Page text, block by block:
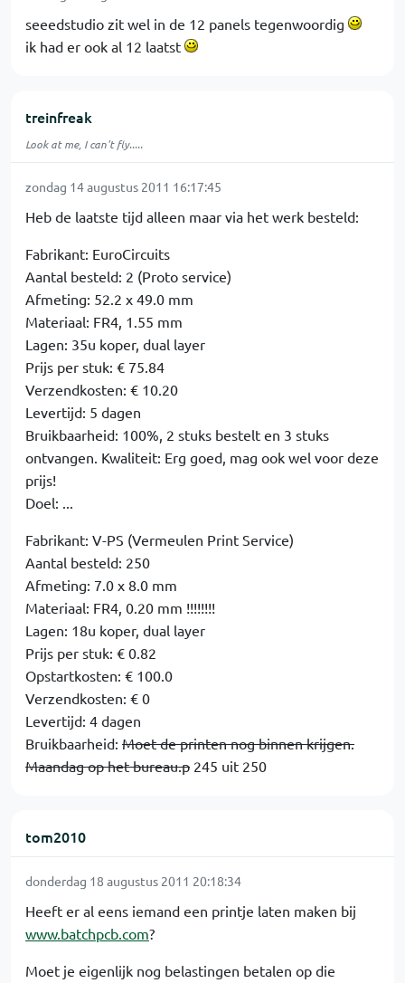
seeedstudio zit wel in de 12 panels tegenwoordig
ik had er ook al 12 laatst
treinfreak
Look at me, I can't fly.....
zondag 14 augustus 2011 16:17:45
Heb de laatste tijd alleen maar via het werk besteld:
Fabrikant: EuroCircuits
Aantal besteld: 2 (Proto service)
Afmeting: 52.2 x 49.0 mm
Materiaal: FR4, 1.55 mm
Lagen: 35u koper, dual layer
Prijs per stuk: € 75.84
Verzendkosten: € 10.20
Levertijd: 5 dagen
Bruikbaarheid: 100%, 2 stuks bestelt en 3 stuks
ontvangen. Kwaliteit: Erg goed, mag ook wel voor deze
prijs!
Doel: ...
Fabrikant: V-PS (Vermeulen Print Service)
Aantal besteld: 250
Afmeting: 7.0 x 8.0 mm
Materiaal: FR4, 0.20 mm !!!!!!!!
Lagen: 18u koper, dual layer
Prijs per stuk: € 0.82
Opstartkosten: € 100.0
Verzendkosten: € 0
Levertijd: 4 dagen
Bruikbaarheid: Moet de printen nog binnen krijgen.
Maandag op het bureau.p 245 uit 250
tom2010
donderdag 18 augustus 2011 20:18:34
Heeft er al eens iemand een printje laten maken bij
www.batchpcb.com?
Moet je eigenlijk nog belastingen betalen op die